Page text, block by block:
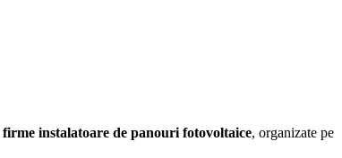
firme instalatoare de panouri fotovoltaice, organizate pe